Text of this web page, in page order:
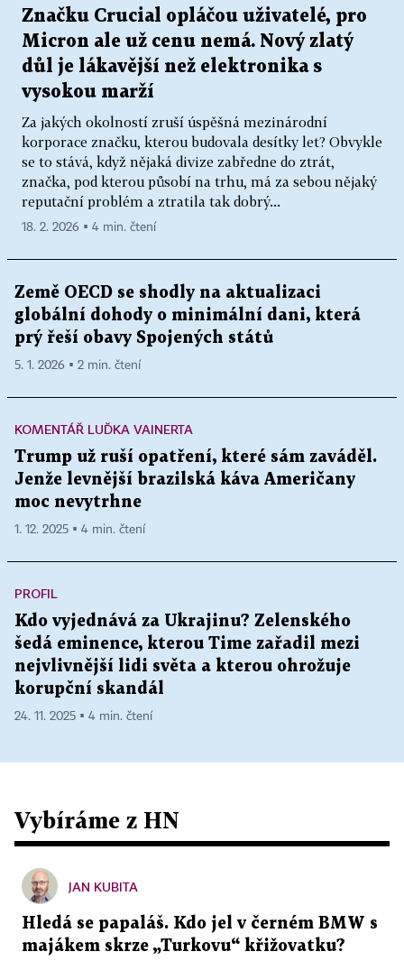
Značku Crucial opláčou uživatelé, pro
Micron ale už cenu nemá. Nový zlatý
důl je lákavější než elektronika s
vysokou marží
Za jakých okolností zruší úspěšná mezinárodní
korporace značku, kterou budovala desítky let? Obvykle
se to stává, když nějaká divize zabředne do ztrát,
značka, pod kterou působí na trhu, má za sebou nějaký
reputační problém a ztratila tak dobrý...
18. 2. 2026 ▪ 4 min. čtení
Země OECD se shodly na aktualizaci
globální dohody o minimální dani, která
prý řeší obavy Spojených států
5. 1. 2026 ▪ 2 min. čtení
KOMENTÁŘ LUĎKA VAINERTA
Trump už ruší opatření, které sám zaváděl.
Jenže levnější brazilská káva Američany
moc nevytrhne
1. 12. 2025 ▪ 4 min. čtení
PROFIL
Kdo vyjednává za Ukrajinu? Zelenského
šedá eminence, kterou Time zařadil mezi
nejvlivnější lidi světa a kterou ohrožuje
korupční skandál
24. 11. 2025 ▪ 4 min. čtení
Vybíráme z HN
JAN KUBITA
Hledá se papaláš. Kdo jel v černém BMW s
majákem skrze „Turkovu“ křižovatku?